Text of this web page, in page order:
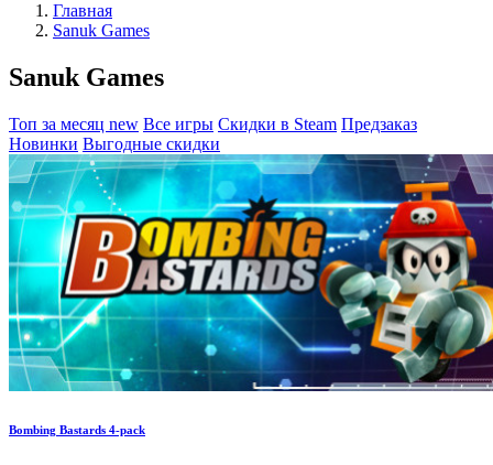
Главная
Sanuk Games
Sanuk Games
Топ за месяц new Все игры Скидки в Steam Предзаказ
Новинки Выгодные скидки
Bombing Bastards 4-pack